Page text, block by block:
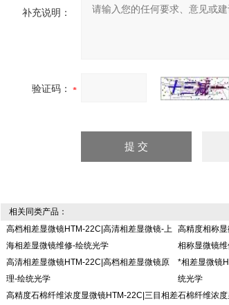
补充说明：
验证码：
相关同类产品：
高档相差显微镜HTM-22C|高清相差显微镜-上
海相差显微镜维修-绘统光学
高精度相称
相称显微镜
高清相差显微镜HTM-22C|高档相差显微镜原
理-绘统光学
*相差显微镜
统光学
高精度石棉纤维浓度显微镜HTM-22C|三目相差石棉纤维浓